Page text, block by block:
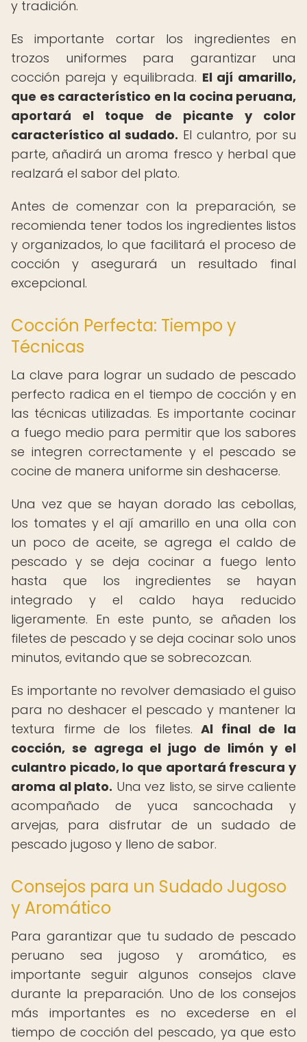
y tradición.
Es importante cortar los ingredientes en
trozos uniformes para garantizar una
cocción pareja y equilibrada. El ají amarillo,
que es característico en la cocina peruana,
aportará el toque de picante y color
característico al sudado. El culantro, por su
parte, añadirá un aroma fresco y herbal que
realzará el sabor del plato.
Antes de comenzar con la preparación, se
recomienda tener todos los ingredientes listos
y organizados, lo que facilitará el proceso de
cocción y asegurará un resultado final
excepcional.
Cocción Perfecta: Tiempo y
Técnicas
La clave para lograr un sudado de pescado
perfecto radica en el tiempo de cocción y en
las técnicas utilizadas. Es importante cocinar
a fuego medio para permitir que los sabores
se integren correctamente y el pescado se
cocine de manera uniforme sin deshacerse.
Una vez que se hayan dorado las cebollas,
los tomates y el ají amarillo en una olla con
un poco de aceite, se agrega el caldo de
pescado y se deja cocinar a fuego lento
hasta que los ingredientes se hayan
integrado y el caldo haya reducido
ligeramente. En este punto, se añaden los
filetes de pescado y se deja cocinar solo unos
minutos, evitando que se sobrecozcan.
Es importante no revolver demasiado el guiso
para no deshacer el pescado y mantener la
textura firme de los filetes.Al final de la
cocción, se agrega el jugo de limón y el
culantro picado, lo que aportará frescura y
aroma al plato. Una vez listo, se sirve caliente
acompañado de yuca sancochada y
arvejas, para disfrutar de un sudado de
pescado jugoso y lleno de sabor.
Consejos para un Sudado Jugoso
y Aromático
Para garantizar que tu sudado de pescado
peruano sea jugoso y aromático, es
importante seguir algunos consejos clave
durante la preparación. Uno de los consejos
más importantes es no excederse en el
tiempo de cocción del pescado, ya que esto